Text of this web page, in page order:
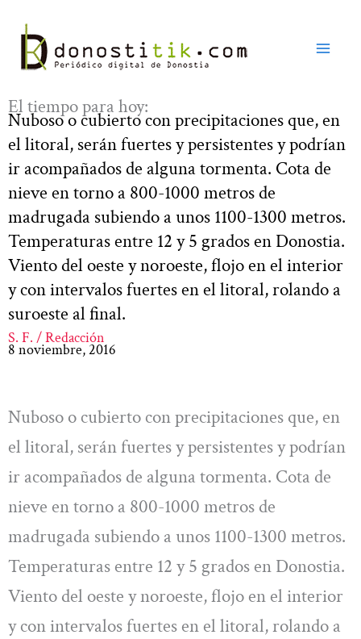
contenido
El tiempo para hoy:
Nuboso o cubierto con precipitaciones que, en
el litoral, serán fuertes y persistentes y podrían
ir acompañados de alguna tormenta. Cota de
nieve en torno a 800-1000 metros de
madrugada subiendo a unos 1100-1300 metros.
Temperaturas entre 12 y 5 grados en Donostia.
Viento del oeste y noroeste, flojo en el interior
y con intervalos fuertes en el litoral, rolando a
suroeste al final.
S. F. / Redacción
8 noviembre, 2016
Nuboso o cubierto con precipitaciones que, en
el litoral, serán fuertes y persistentes y podrían
ir acompañados de alguna tormenta. Cota de
nieve en torno a 800-1000 metros de
madrugada subiendo a unos 1100-1300 metros.
Temperaturas entre 12 y 5 grados en Donostia.
Viento del oeste y noroeste, flojo en el interior
y con intervalos fuertes en el litoral, rolando a